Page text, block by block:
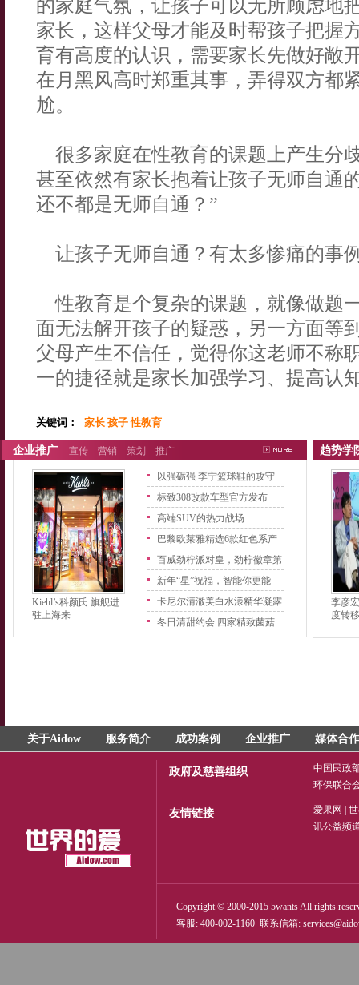
的家庭气氛，让孩子可以无所顾虑地
家长，这样父母才能及时帮孩子把握
育有高度的认识，需要家长先做好敞
在月黑风高时郑重其事，弄得双方都
尬。
很多家庭在性教育的课题上产生分
甚至依然有家长抱着让孩子无师自通
还不都是无师自通？”
让孩子无师自通？有太多惨痛的事
性教育是个复杂的课题，就像做题
面无法解开孩子的疑惑，另一方面等
父母产生不信任，觉得你这老师不称
一的捷径就是家长加强学习、提高认
关键词： 家长 孩子 性教育
企业推广 宣传 营销 策划 推广
Kiehl’s科颜氏 旗舰进
驻上海来
以强砺强 李宁篮球鞋的攻守
之
标致308改款车型官方发布
高端SUV的热力战场
巴黎欧莱雅精选6款红色系产
品
百威劲柠派对皇，劲柠徽章第
二
新年“星”祝福，智能你更能_
卡尼尔清澈美白水漾精华凝露
上
冬日清甜约会 四家精致菌菇
趋势学
李彦
度转
关于Aidow 服务简介 成功案例 企业推广 媒体合作
政府及慈善组织
中国民政
环保联合
友情链接 爱果网
讯公益频
Copyright © 2000-2015 5wants All rights
客服: 400-002-1160 联系信箱: